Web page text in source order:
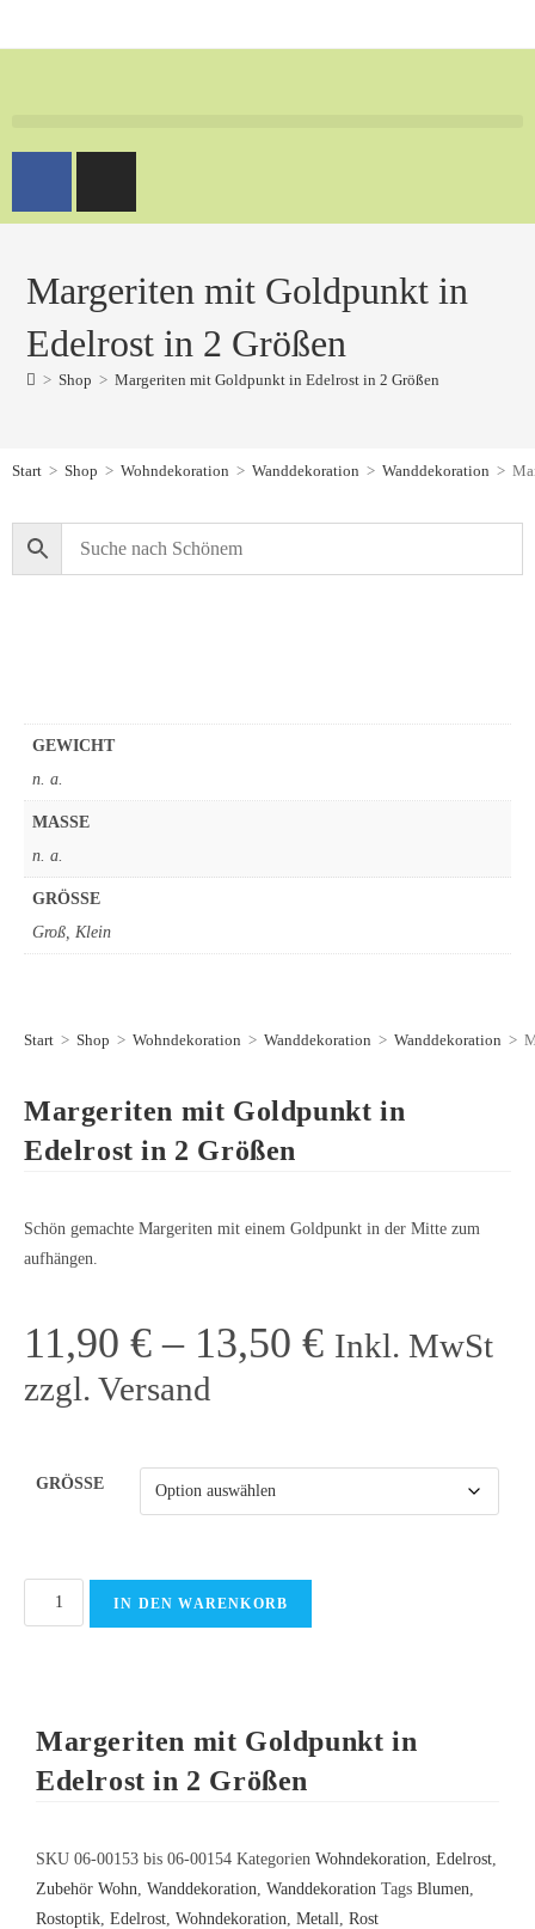
Margeriten mit Goldpunkt in
Edelrost in 2 Größen
> Shop > Margeriten mit Goldpunkt in Edelrost in 2 Größen
Start > Shop > Wohndekoration > Wanddekoration > Wanddekoration >
GEWICHT
n. a.
MASSE
n. a.
GRÖSSE
Groß, Klein
Start > Shop > Wohndekoration > Wanddekoration > Wanddekoration >
Margeriten mit Goldpunkt in
Edelrost in 2 Größen
Schön gemachte Margeriten mit einem Goldpunkt in der Mitte zum
aufhängen.
11,90 € – 13,50 € Inkl. MwSt
zzgl. Versand
GRÖSSE
IN DEN WARENKORB
Margeriten mit Goldpunkt in
Edelrost in 2 Größen
SKU 06-00153 bis 06-00154 Kategorien Wohndekoration Edelrost
Zubehör Wohn Wanddekoration Wanddekoration Tags Blumen
Rostoptik Edelrost Wohndekoration Metall Rost